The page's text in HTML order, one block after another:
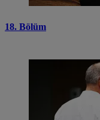
18. Bölüm